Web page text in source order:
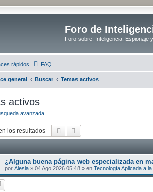
Foro de
Foro sobre: Inteligencia, Espionaje
rápidos FAQ
general Buscar Temas activos
activos
avanzada
Buscar
¿Alguna buena página web especializada en
por Alesia » 04 Ago 2026 05:48 » en Tecnología Aplicada a